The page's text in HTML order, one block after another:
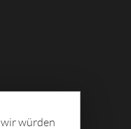
würden